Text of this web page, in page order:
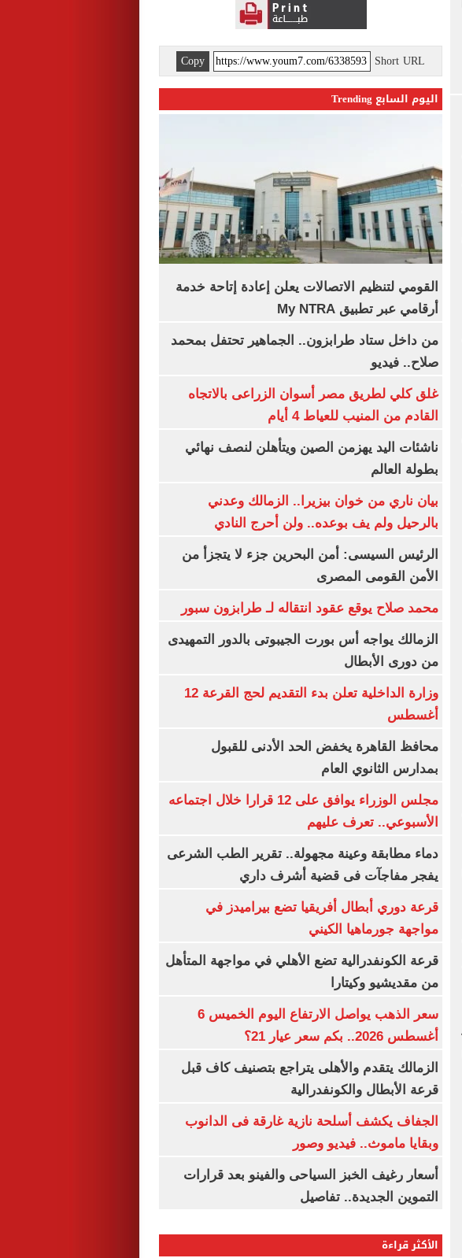
Short URL
Copy
اليوم السابع Trending
القومي لتنظيم الاتصالات يعلن إعادة إتاحة خدمة
أرقامي عبر تطبيق My NTRA
من داخل ستاد طرابزون.. الجماهير تحتفل بمحمد
صلاح.. فيديو
غلق كلي لطريق مصر أسوان الزراعى بالاتجاه
القادم من المنيب للعياط 4 أيام
ناشئات اليد يهزمن الصين ويتأهلن لنصف نهائي
بطولة العالم
بيان ناري من خوان بيزيرا.. الزمالك وعدني
بالرحيل ولم يف بوعده.. ولن أحرج النادي
الرئيس السيسى: أمن البحرين جزء لا يتجزأ من
الأمن القومى المصرى
محمد صلاح يوقع عقود انتقاله لـ طرابزون سبور
الزمالك يواجه أس بورت الجيبوتى بالدور التمهيدى
من دورى الأبطال
وزارة الداخلية تعلن بدء التقديم لحج القرعة 12
أغسطس
محافظ القاهرة يخفض الحد الأدنى للقبول
بمدارس الثانوي العام
مجلس الوزراء يوافق على 12 قرارا خلال اجتماعه
الأسبوعي.. تعرف عليهم
دماء مطابقة وعينة مجهولة.. تقرير الطب الشرعى
يفجر مفاجآت فى قضية أشرف داري
قرعة دوري أبطال أفريقيا تضع بيراميدز في
مواجهة جورماهيا الكيني
قرعة الكونفدرالية تضع الأهلي في مواجهة المتأهل
من مقديشيو وكيتارا
سعر الذهب يواصل الارتفاع اليوم الخميس 6
أغسطس 2026.. بكم سعر عيار 21؟
الزمالك يتقدم والأهلى يتراجع بتصنيف كاف قبل
قرعة الأبطال والكونفدرالية
الجفاف يكشف أسلحة نازية غارقة فى الدانوب
وبقايا ماموث.. فيديو وصور
أسعار رغيف الخبز السياحى والفينو بعد قرارات
التموين الجديدة.. تفاصيل
الأكثر قراءة